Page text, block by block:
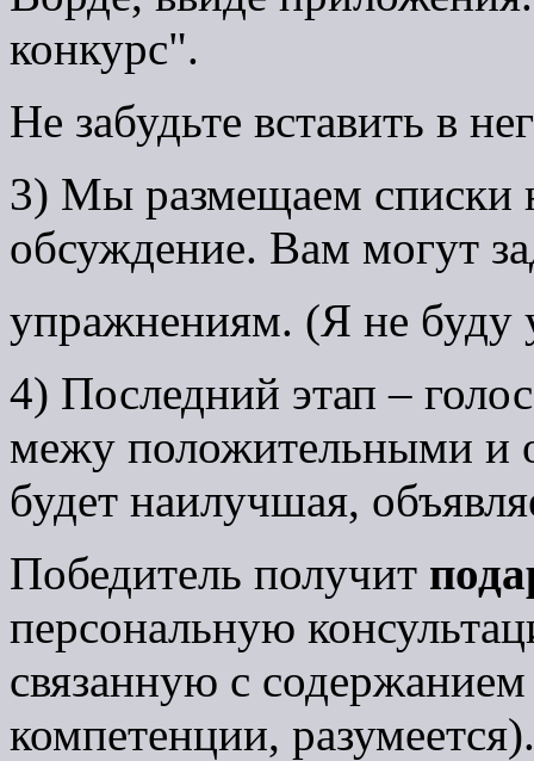
конкурс".
Не забудьте вставить в
3) Мы размещаем списки
обсуждение. Вам могут
упражнениям. (Я не буду
4) Последний этап –
межу положительными и
будет наилучшая,
Победитель получит
персональную
связанную с
компетенции, разумеется).